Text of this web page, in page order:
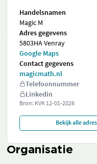
Handelsnamen
Magic M
Adres gegevens
5803HA Venray
Google Maps
Contact gegevens
magicmath.nl
Telefoonnummer
Linkedin
Bron: KVK 12-01-2026
Bekijk alle
Organisatie